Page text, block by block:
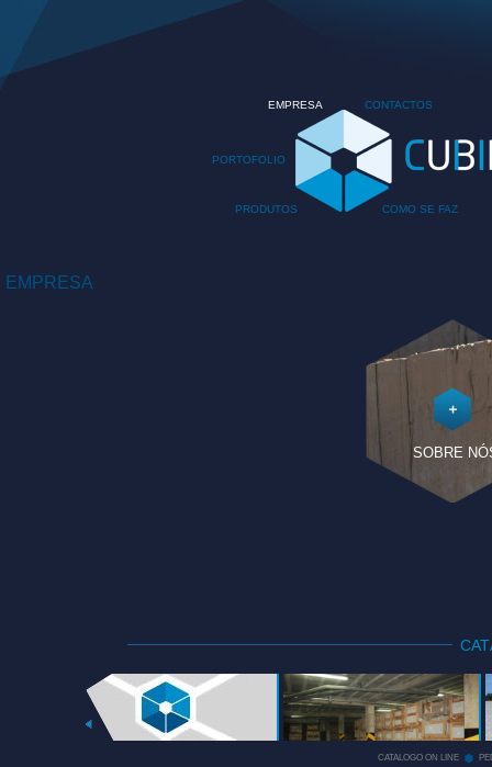
CONTACTOS
EMPRESA
PORTOFOLIO
PRODUTOS COMO SE FAZ
EMPRESA
SOBRE
CATALOGO
ON LINE
+
CATALOGO ON LINE